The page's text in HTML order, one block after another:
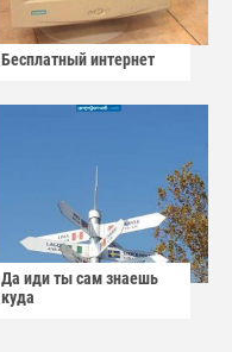
Бесплатный интернет
Да иди ты сам знаешь
куда